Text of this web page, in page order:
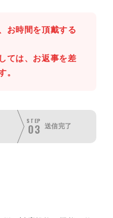
お時間を頂戴する
ては、お返事を差
。
STEP
03 送信完了